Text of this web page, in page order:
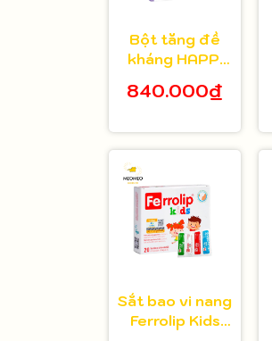
Bột tăng đề
kháng HAPPi
Baby Úc cho
tuổi
840.000₫
Sắt bao vi nang
Ferrolip Kids